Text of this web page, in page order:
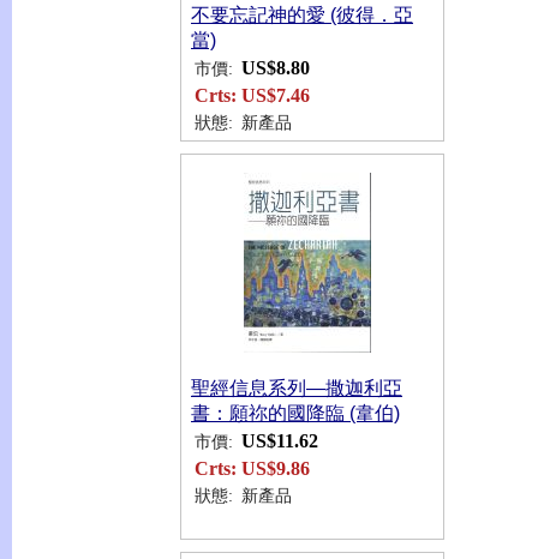
不要忘記神的愛 (彼得．亞
當)
市價: US$8.80
Crts: US$7.46
狀態: 新產品
聖經信息系列—撒迦利亞
書：願祢的國降臨 (韋伯)
市價: US$11.62
Crts: US$9.86
狀態: 新產品